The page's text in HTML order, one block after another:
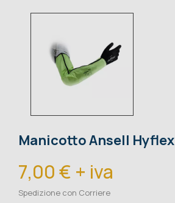
Manicotto Ansell Hyflex
7,00 € + iva
Spedizione con Corriere